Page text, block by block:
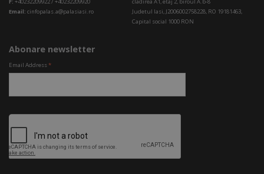
Email: cinfopalas.a@palasiasi.ro
Judetul Iasi, J2006002758228, RO 19181463,
Capital social 1000 RON
Abonare newsletter
Email Address*